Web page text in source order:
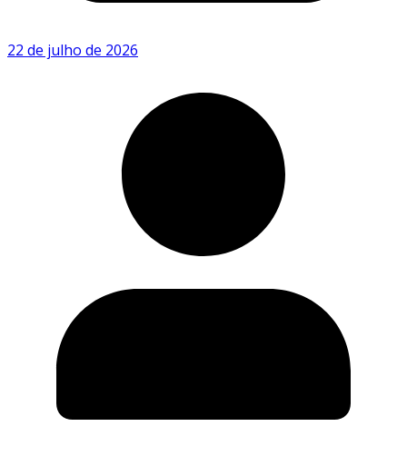
22 de julho de 2026